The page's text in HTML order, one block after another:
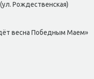
Рождественская)
весна Победным Маем»